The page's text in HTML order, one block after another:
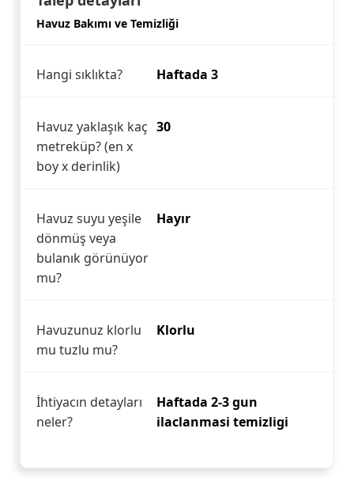
Havuz Bakımı ve Temizliği
Hangi sıklıkta? Haftada 3
Havuz yaklaşık kaç
metreküp? (en x
boy x derinlik)
30
Havuz suyu yeşile
dönmüş veya
bulanık görünüyor
mu?
Hayır
Havuzunuz klorlu
mu tuzlu mu?
Klorlu
İhtiyacın detayları
neler?
Haftada 2-3 gun
ilaclanmasi temizligi